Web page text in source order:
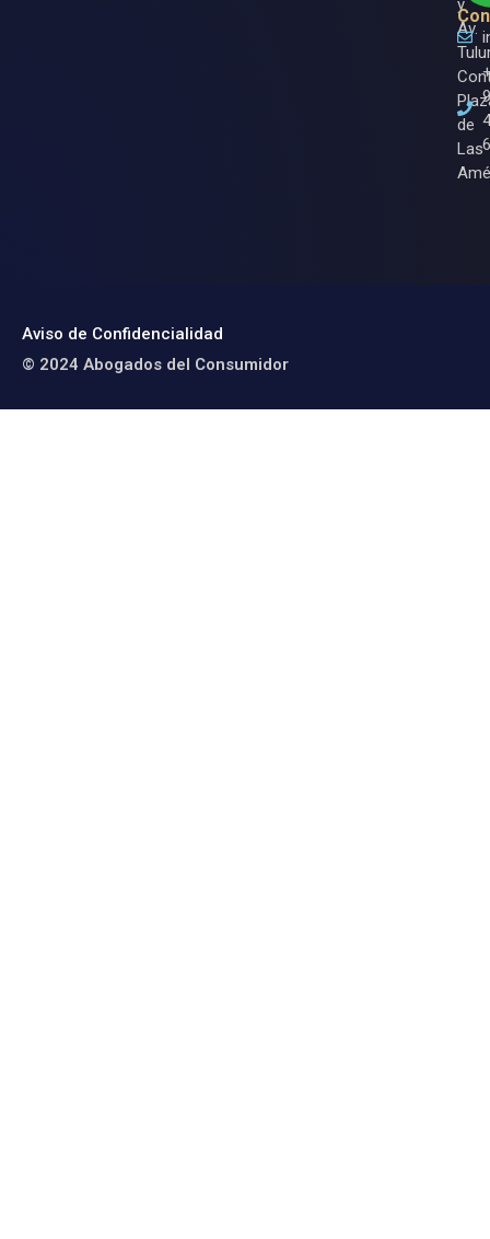
y
Av.
de
Las
Aviso de Confidencialidad
© 2024 Abogados del Consumidor